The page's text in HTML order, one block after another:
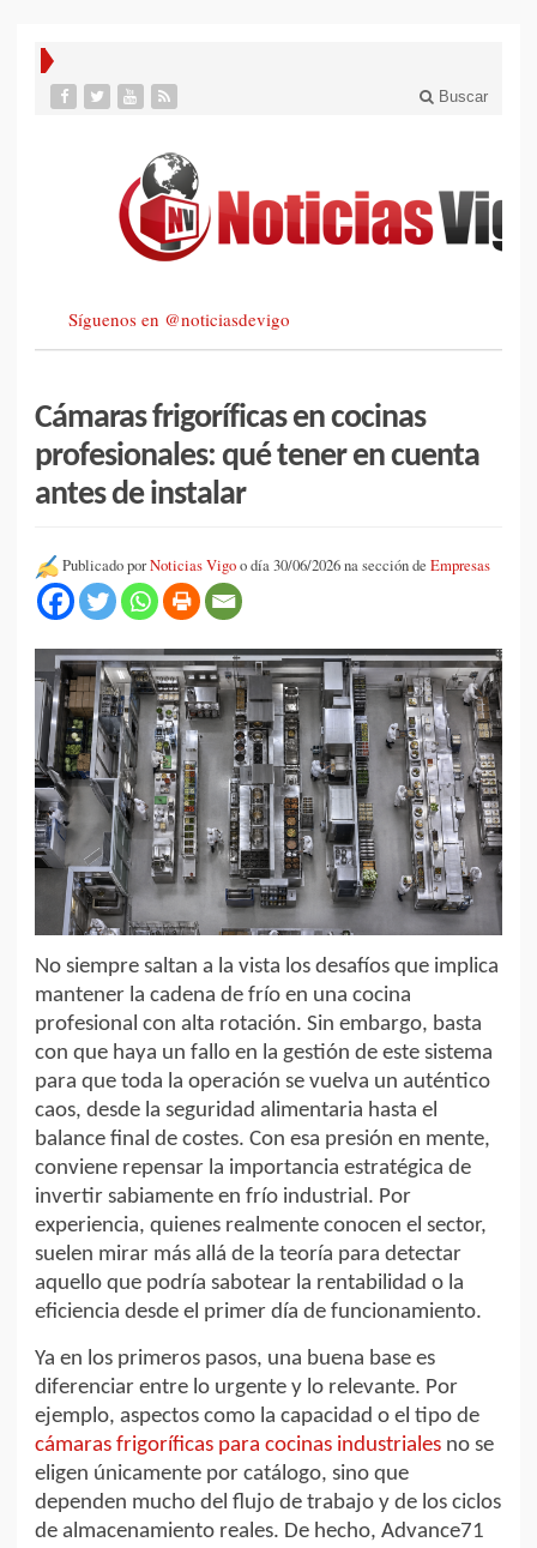
Buscar
Síguenos en @noticiasdevigo
Cámaras frigoríficas en cocinas
profesionales: qué tener en cuenta
antes de instalar
Publicado porNoticias Vigoo día 30/06/2026 na sección de Empresas
No siempre saltan a la vista los desafíos que implica
mantener la cadena de frío en una cocina
profesional con alta rotación. Sin embargo, basta
con que haya un fallo en la gestión de este sistema
para que toda la operación se vuelva un auténtico
caos, desde la seguridad alimentaria hasta el
balance final de costes. Con esa presión en mente,
conviene repensar la importancia estratégica de
invertir sabiamente en frío industrial. Por
experiencia, quienes realmente conocen el sector,
suelen mirar más allá de la teoría para detectar
aquello que podría sabotear la rentabilidad o la
eficiencia desde el primer día de funcionamiento.
Ya en los primeros pasos, una buena base es
diferenciar entre lo urgente y lo relevante. Por
ejemplo, aspectos como la capacidad o el tipo de
cámaras frigoríficas para cocinas industriales no se
eligen únicamente por catálogo, sino que
dependen mucho del flujo de trabajo y de los ciclos
de almacenamiento reales. De hecho, Advance71